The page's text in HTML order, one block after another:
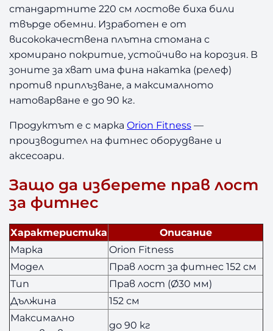
5
2
с
м
стандартните 220 см лостове биха били
твърде обемни. Изработен е от
висококачествена плътна стомана с
хромирано покритие, устойчиво на корозия. В
зоните за хват има фина накатка (релеф)
против приплъзване, а максималното
натоварване е до 90 кг.
Продуктът е с маркаOrion Fitness —
производител на фитнес оборудване и
аксесоари.
Защо да изберете прав лост
за фитнес
Характеристика
Описание
Марка
Orion Fitness
Модел
Прав лост за фитнес 152 см
Тип
Прав лост (Ø30 мм)
Дължина
152 см
Максимално
до 90 кг